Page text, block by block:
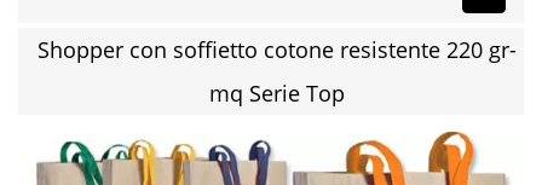
Shopper con soffietto cotone resistente 220 gr-
mq Serie Top